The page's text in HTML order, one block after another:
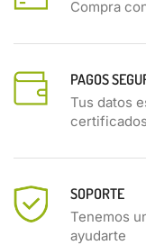
Compra
PAGOS
Tus datos
SOPORTE
Tenemos
ayudarte